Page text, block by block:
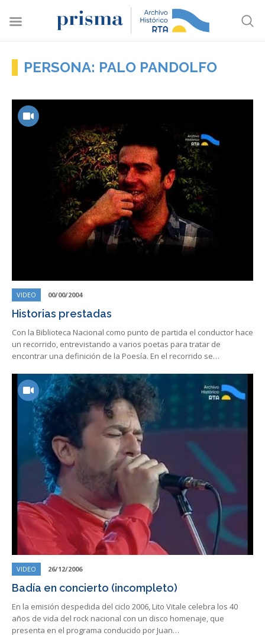
PERSONA: PALO PANDOLFO
VIDEO 00/00/2004
Historias prestadas
Con la Biblioteca Nacional como punto de partida el conductor hace
un recorrido, entrevistando a varios poetas para tratar de
encontrar una definición de la Poesía. En el recorrido se…
VIDEO 26/12/2006
Badía en concierto (incompleto)
En la emisión despedida del ciclo 2006, Lito Vitale celebra los 40
años de vida del rock nacional con un disco homenaje, que
presenta en el programa conducido por Juan…